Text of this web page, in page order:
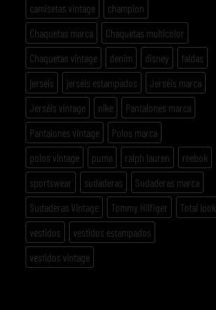
camisetas vintage
champion
Chaquetas marca
Chaquetas multicolor
Chaquetas vintage
denim disney
faldas
jerséis
jerséis estampados
Jerséis marca
Jerséis vintage
nike
Pantalones marca
Pantalones vintage
Polos marca
polos vintage
puma ralph lauren
reebok
sportswear
sudaderas
Sudaderas marca
Sudaderas Vintage
Tommy Hilfiger
Total look
vestidos
vestidos estampados
vestidos vintage